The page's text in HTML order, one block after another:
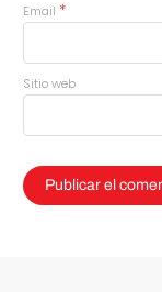
Email *
Sitio web